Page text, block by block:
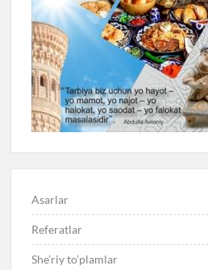
Asarlar
Referatlar
She’riy to’plamlar